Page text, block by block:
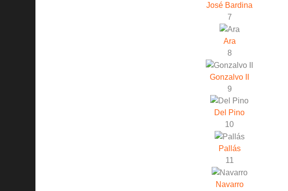
José Bardina
7
Ara
8
Gonzalvo II
9
Del Pino
10
Pallás
11
Navarro